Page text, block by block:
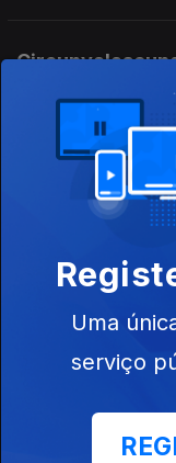
Outra Biblioteca Pop
We Almost Lost
Outros enigmas
Hoje no Porto Sexta
Uma
serviço